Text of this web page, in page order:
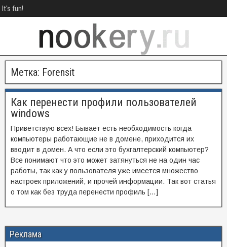
It's fun!
Метка: Forensit
Как перенести профили пользователей
windows
Приветствую всех! Бывает есть необходимость когда
компьютеры работающие не в домене, приходится их
вводит в домен. А что если это бухгалтерский компьютер?
Все понимают что это может затянуться не на один час
работы, так как у пользователя уже имеется множество
настроек приложений, и прочей информации. Так вот статья
о том как без труда перенести профиль […]
Реклама